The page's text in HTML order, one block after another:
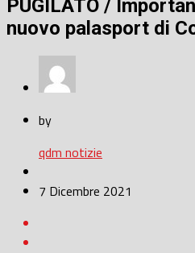
PUGILATO /
nuovo palasport di
by
qdm notizie
7 Dicembre 2021